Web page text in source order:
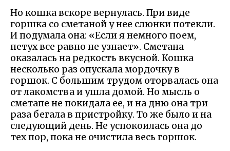
Но кошка вскоре вернулась. При виде
горшка со сметаной у нее слюнки потекли.
И подумала она: «Если я немного поем,
петух все равно не узнает». Сметана
оказалась на редкость вкусной. Кошка
несколько раз опускала мордочку в
горшок. С большим трудом оторвалась она
от лакомства и ушла домой. Но мысль о
сметапе не покидала ее, и на дню она три
раза бегала в пристройку. То же было и на
следующий день. Не успокоилась она до
тех пор, пока не очистила весь горшок.